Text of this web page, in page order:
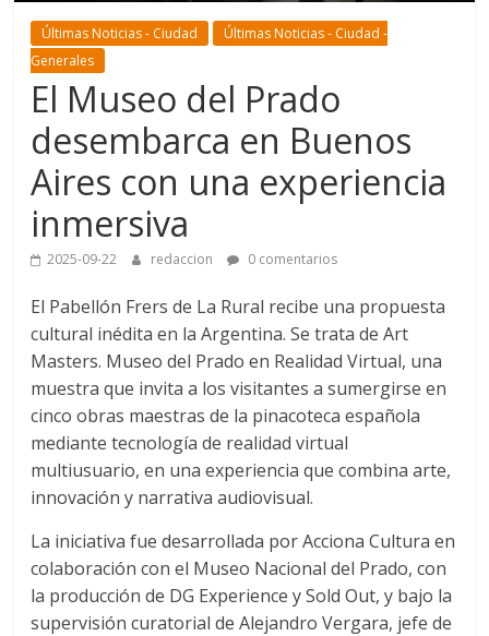
Últimas Noticias - Ciudad
Últimas Noticias - Ciudad -
Generales
El Museo del Prado
desembarca en Buenos
Aires con una experiencia
inmersiva
2025-09-22 redaccion 0 comentarios
El Pabellón Frers de La Rural recibe una propuesta
cultural inédita en la Argentina. Se trata de Art
Masters. Museo del Prado en Realidad Virtual, una
muestra que invita a los visitantes a sumergirse en
cinco obras maestras de la pinacoteca española
mediante tecnología de realidad virtual
multiusuario, en una experiencia que combina arte,
innovación y narrativa audiovisual.
La iniciativa fue desarrollada por Acciona Cultura en
colaboración con el Museo Nacional del Prado, con
la producción de DG Experience y Sold Out, y bajo la
supervisión curatorial de Alejandro Vergara, jefe de